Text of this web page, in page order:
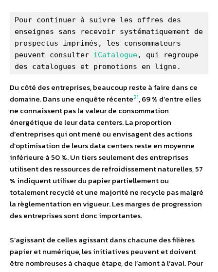
Pour continuer à suivre les offres des
enseignes sans recevoir systématiquement de
prospectus imprimés, les consommateurs
peuvent consulter iCatalogue, qui regroupe
des catalogues et promotions en ligne.
Du côté des entreprises, beaucoup reste à faire dans ce
domaine. Dans une enquête récente21, 69 % d’entre elles
ne connaissent pas la valeur de consommation
énergétique de leur data centers. La proportion
d’entreprises qui ont mené ou envisagent des actions
d’optimisation de leurs data centers reste en moyenne
inférieure à 50 %. Un tiers seulement des entreprises
utilisent des ressources de refroidissement naturelles, 57
% indiquent utiliser du papier partiellement ou
totalement recyclé et une majorité ne recycle pas malgré
la règlementation en vigueur. Les marges de progression
des entreprises sont donc importantes.
S’agissant de celles agissant dans chacune des filières
papier et numérique, les initiatives peuvent et doivent
être nombreuses à chaque étape, de l’amont à l’aval. Pour